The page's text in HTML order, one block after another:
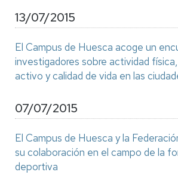
13/07/2015
El Campus de Huesca acoge un
investigadores sobre actividad
activo y calidad de vida en las
07/07/2015
El Campus de Huesca y la
su colaboración en el campo de la
deportiva